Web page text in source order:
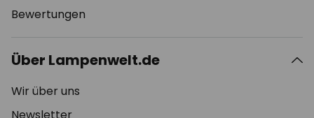
Bewertungen
Über Lampenwelt.de
Wir über uns